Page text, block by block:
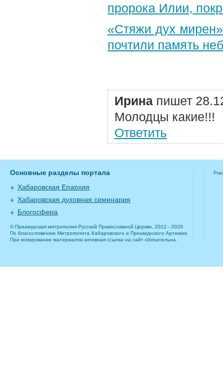
пророка Илии,
«Стяжи дух
почтили память
Ирина пишет
Молодцы какие!!!
Ответить
Основные разделы портала
Хабаровская Епархия
Хабаровская духовная семинария
Блогосфера
© Приамурская митрополия Русской Православной Церкви, 2012 - 2026
По благословению Митрополита Хабаровского и Приамурского Артемия.
При копировании материалов активная ссылка на сайт обязательна.